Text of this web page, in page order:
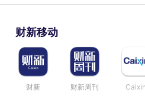
财新移动
财新 财新周刊 Caixin